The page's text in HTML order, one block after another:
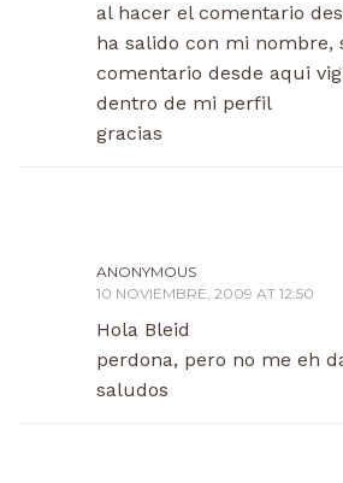
al hacer el comentario
ha salido con mi nombre,
comentario desde aqui
dentro de mi perfil
gracias
ANONYMOUS
10 NOVIEMBRE, 2009 AT 12:50
Hola Bleid
perdona, pero no me eh
saludos